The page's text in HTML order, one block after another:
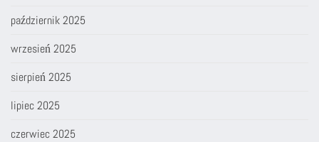
październik 2025
wrzesień 2025
sierpień 2025
lipiec 2025
czerwiec 2025